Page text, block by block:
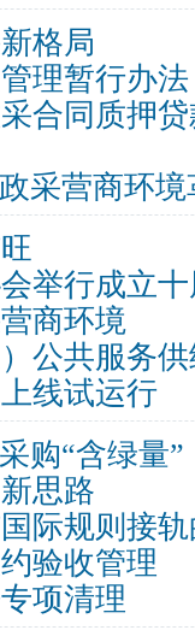
格局
理暂行办法
合同质押
采营商环境
举行成立
商环境
公共服务
线试运行
购“含绿量”
思路
际规则接
验收管理
项清理